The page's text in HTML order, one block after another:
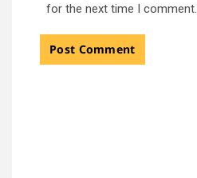
for the next time I comment.